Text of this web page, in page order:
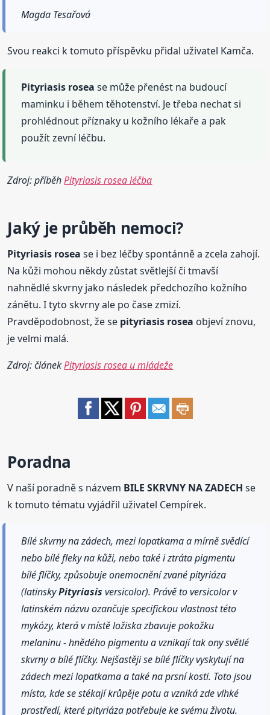
Magda Tesařová
Svou reakci k tomuto příspěvku přidal uživatel Kamča.
Pityriasis rosea se může přenést na budoucí
maminku i během těhotenství. Je třeba nechat si
prohlédnout příznaky u kožního lékaře a pak
použít zevní léčbu.
Zdroj: příběhPityriasis rosea léčba
Jaký je průběh nemoci?
Pityriasis rosea se i bez léčby spontánně a zcela zahojí.
Na kůži mohou někdy zůstat světlejší či tmavší
nahnědlé skvrny jako následek předchozího kožního
zánětu. I tyto skvrny ale po čase zmizí.
Pravděpodobnost, že se pityriasis rosea objeví znovu,
je velmi malá.
Zdroj: článekPityriasis rosea u mládeže
Poradna
V naší poradně s názvem BILE SKRVNY NA ZADECH se
k tomuto tématu vyjádřil uživatel Cempírek.
Bílé skvrny na zádech, mezi lopatkama a mírně svědící
nebo bílé fleky na kůži, nebo také i ztráta pigmentu
bílé flíčky, způsobuje onemocnění zvané pityriáza
(latinskyPityriasis versicolor). Právě to versicolor v
latinském názvu ozančuje specifickou vlastnost této
mykózy, která v místě ložiska zbavuje pokožku
melaninu - hnědého pigmentu a vznikají tak ony světlé
skvrny a bílé flíčky. Nejšastěji se bílé flíčky vyskytují na
zádech mezi lopatkama a také na prsní kosti. Toto jsou
místa, kde se stékají krůpěje potu a vzniká zde vlhké
prostředí, které pityriáza potřebuje ke svému životu.